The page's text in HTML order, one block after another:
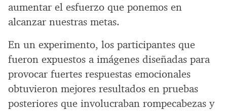
aumentar el esfuerzo que ponemos en
alcanzar nuestras metas.
En un experimento, los participantes que
fueron expuestos a imágenes diseñadas para
provocar fuertes respuestas emocionales
obtuvieron mejores resultados en pruebas
posteriores que involucraban rompecabezas y